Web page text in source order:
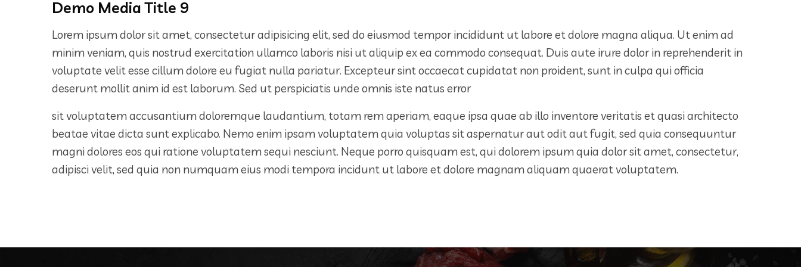
Demo Media Title 9
Lorem ipsum dolor sit amet, consectetur adipisicing elit, sed do eiusmod tempor incididunt ut labore et dolore magna aliqua. Ut enim ad
minim veniam, quis nostrud exercitation ullamco laboris nisi ut aliquip ex ea commodo consequat. Duis aute irure dolor in reprehenderit in
voluptate velit esse cillum dolore eu fugiat nulla pariatur. Excepteur sint occaecat cupidatat non proident, sunt in culpa qui officia
deserunt mollit anim id est laborum. Sed ut perspiciatis unde omnis iste natus error
sit voluptatem accusantium doloremque laudantium, totam rem aperiam, eaque ipsa quae ab illo inventore veritatis et quasi architecto
beatae vitae dicta sunt explicabo. Nemo enim ipsam voluptatem quia voluptas sit aspernatur aut odit aut fugit, sed quia consequuntur
magni dolores eos qui ratione voluptatem sequi nesciunt. Neque porro quisquam est, qui dolorem ipsum quia dolor sit amet, consectetur,
adipisci velit, sed quia non numquam eius modi tempora incidunt ut labore et dolore magnam aliquam quaerat voluptatem.